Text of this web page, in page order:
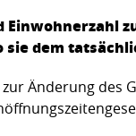
dem
Änderung des